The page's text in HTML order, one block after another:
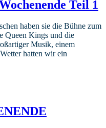
Teil 1
haben sie die Bühne zum
Queen Kings und die
Musik, einem
hatten wir ein